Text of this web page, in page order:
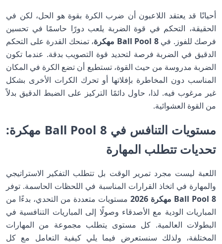
أحيانًا قد يعتقد اللاعبون أن ضرب الكرة بقوة هو الحل، لكن في
الحقيقة، التحكم في قوة الضربة يلعب دورًا حاسمًا في تحسين
فرصك للفوز. في8 Ball Pool مهكرة
، تمنحك القدرة على التحكم
الدقيق في الضربة فرصة لتحديد قوة التصويب بدقة. عندما تكون
الضربة مدروسة من حيث القوة، تستطيع أن تضع الكرة في المكان
المناسب دون المخاطرة بإفلاتها أو تحرك الكرات الأخرى بشكل
غير مرغوب فيه. لذا، حاول دائمًا التركيز على الضبط الدقيق بدلاً
من القوة العشوائية.
مستويات التنافس في 8 Ball Pool مهكرة:
تحديات تتطلب المهارة
اللعبة ليست مجرد تمرير الوقت بل تتطلب التفكير الاستراتيجي
والمهارة في اتخاذ القرارات المناسبة في اللحظات الحاسمة. توفر
8 Ball Pool مهكرة 2026
مستويات متعددة من التحدي، بدءًا من
المباريات الودية مع الأصدقاء وصولًا إلى المباريات التنافسية في
البطولات العالمية. كل مستوى يتطلب مجموعة من المهارات
المختلفة، ولذلك سنستعرض فيما يلي كيفية التعامل مع كل